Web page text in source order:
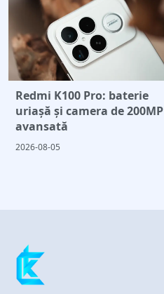
Redmi K100 Pro: baterie
uriașă și camera de 200MP
avansată
2026-08-05